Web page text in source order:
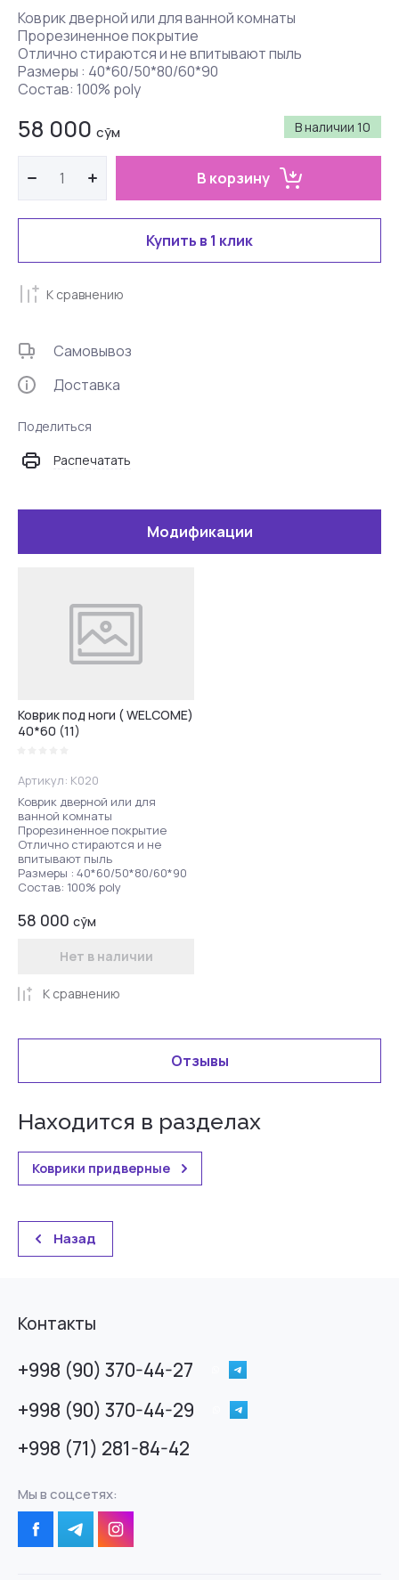
Коврик дверной или для ванной комнаты
Прорезиненное покрытие
Отлично стираются и не впитывают пыль
Размеры : 40*60/50*80/60*90
Состав: 100% poly
В наличии 10
58 000 сўм
В корзину
Купить в 1 клик
К сравнению
Самовывоз
Доставка
Поделиться
Распечатать
Модификации
Коврик под ноги ( WELCOME)
40*60 (11)
Артикул: K020
Коврик дверной или для
ванной комнаты
Прорезиненное покрытие
Отлично стираются и не
впитывают пыль
Размеры : 40*60/50*80/60*90
Состав: 100% poly
58 000 сўм
Нет в наличии
К сравнению
Отзывы
Находится в разделах
Коврики придверные
Назад
Контакты
+998 (90) 370-44-27
+998 (90) 370-44-29
+998 (71) 281-84-42
Мы в соцсетях: